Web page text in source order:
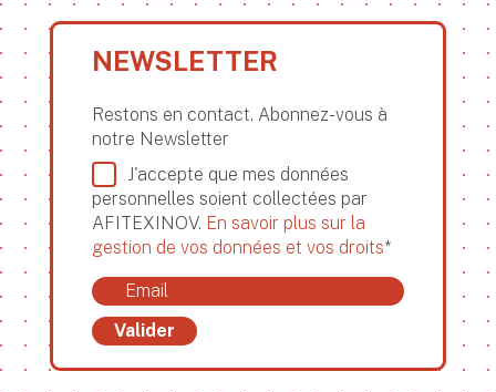
NEWSLETTER
Restons en contact. Abonnez-vous à
notre Newsletter
J'accepte que mes données
personnelles soient collectées par
AFITEXINOV. En savoir plus sur la
gestion de vos données et vos droits*
Valider